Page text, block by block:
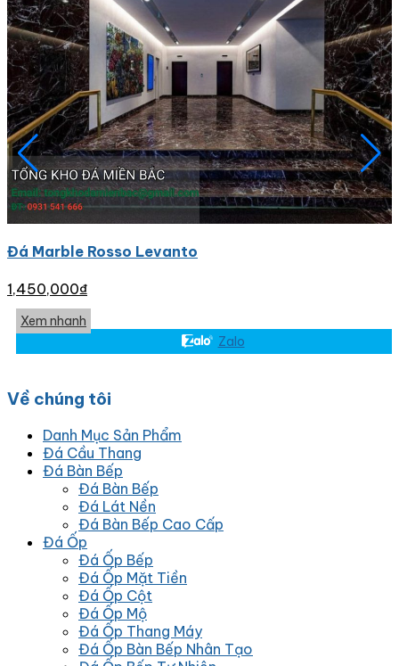
Đá Marble Rosso Levanto
1,450,000₫
Xem nhanh
Zalo
Về chúng tôi
Danh Mục Sản Phẩm
Đá Cầu Thang
Đá Bàn Bếp
Đá Bàn Bếp
Đá Lát Nền
Đá Bàn Bếp Cao Cấp
Đá Ốp
Đá Ốp Bếp
Đá Ốp Mặt Tiền
Đá Ốp Cột
Đá Ốp Mộ
Đá Ốp Thang Máy
Đá Ốp Bàn Bếp Nhân Tạo